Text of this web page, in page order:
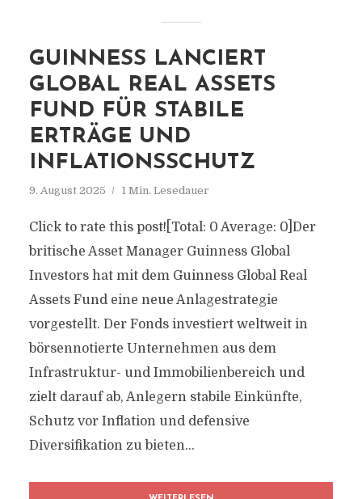
GUINNESS LANCIERT
GLOBAL REAL ASSETS
FUND FÜR STABILE
ERTRÄGE UND
INFLATIONSSCHUTZ
9. August 2025 1 Min. Lesedauer
Click to rate this post![Total: 0 Average: 0]Der
britische Asset Manager Guinness Global
Investors hat mit dem Guinness Global Real
Assets Fund eine neue Anlagestrategie
vorgestellt. Der Fonds investiert weltweit in
börsennotierte Unternehmen aus dem
Infrastruktur- und Immobilienbereich und
zielt darauf ab, Anlegern stabile Einkünfte,
Schutz vor Inflation und defensive
Diversifikation zu bieten...